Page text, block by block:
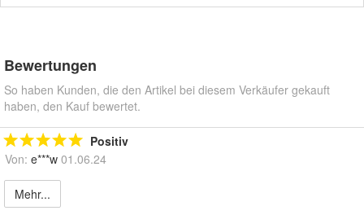
Bewertungen
So haben Kunden, die den Artikel bei diesem Verkäufer gekauft
haben, den Kauf bewertet.
Positiv
Von: e***w 01.06.24
Mehr...